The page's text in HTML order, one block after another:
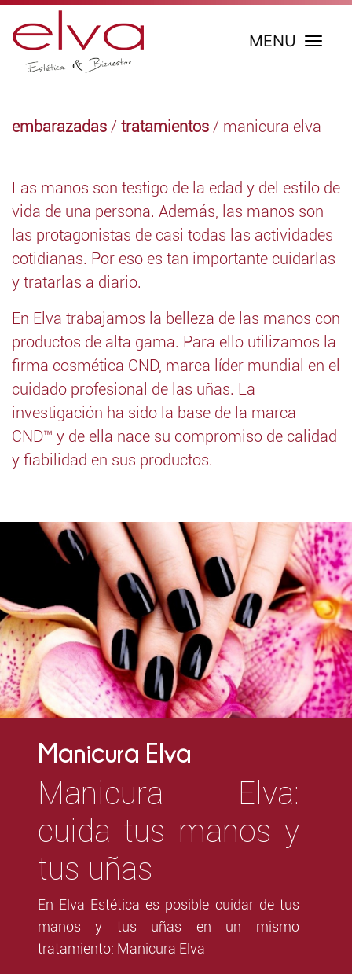
MENU
embarazadas / tratamientos / manicura elva
Las manos son testigo de la edad y del estilo de
vida de una persona. Además, las manos son
las protagonistas de casi todas las actividades
cotidianas. Por eso es tan importante cuidarlas
y tratarlas a diario.
En Elva trabajamos la belleza de las manos con
productos de alta gama. Para ello utilizamos la
firma cosmética CND, marca líder mundial en el
cuidado profesional de las uñas. La
investigación ha sido la base de la marca
CND™ y de ella nace su compromiso de calidad
y fiabilidad en sus productos.
Manicura Elva
Manicura Elva:
cuida tus manos y
tus uñas
En Elva Estética es posible cuidar de tus
manos y tus uñas en un mismo
tratamiento: Manicura Elva